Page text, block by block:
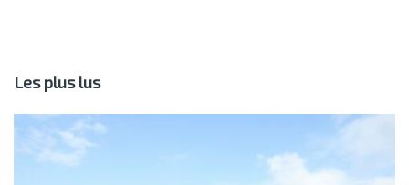
Les plus lus